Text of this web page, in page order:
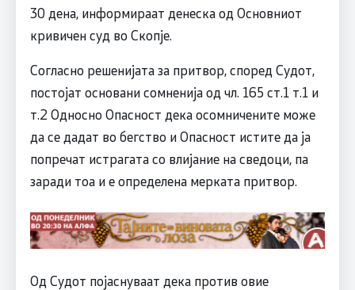
30 дена, информираат денеска од Основниот
кривичен суд во Скопје.
Согласно решенијата за притвор, според Судот,
постојат основани сомненија од чл. 165 ст.1 т.1 и
т.2 Односно Опасност дека осомничените може
да се дадат во бегство и Опасност истите да ја
попречат истрагата со влијание на сведоци, па
заради тоа и е определена мерката притвор.
Од Судот појаснуваат дека против овие